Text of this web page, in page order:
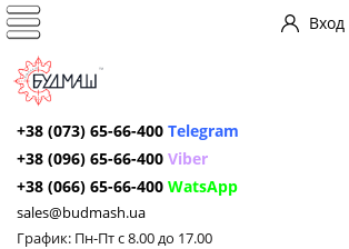
Вход
+38 (073) 65-66-400 Telegram
+38 (096) 65-66-400 Viber
+38 (066) 65-66-400 WatsApp
sales@budmash.ua
График: Пн-Пт с 8.00 до 17.00